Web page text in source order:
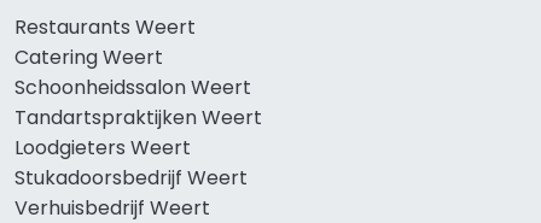
Restaurants Weert
Catering Weert
Schoonheidssalon Weert
Tandartspraktijken Weert
Loodgieters Weert
Stukadoorsbedrijf Weert
Verhuisbedrijf Weert